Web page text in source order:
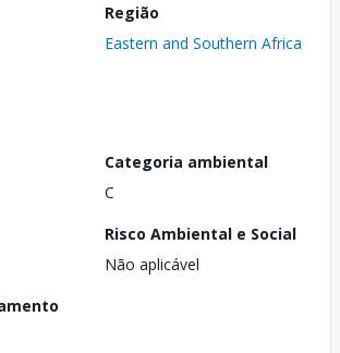
Região
Eastern and Southern Africa
Categoria ambiental
C
Risco Ambiental e Social
Não aplicável